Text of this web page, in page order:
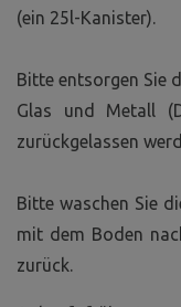
(ein 25l-Kanister).
Bitte entsorgen Sie
Glas und Metall
zurückgelassen
Bitte waschen Sie
mit dem Boden
zurück.